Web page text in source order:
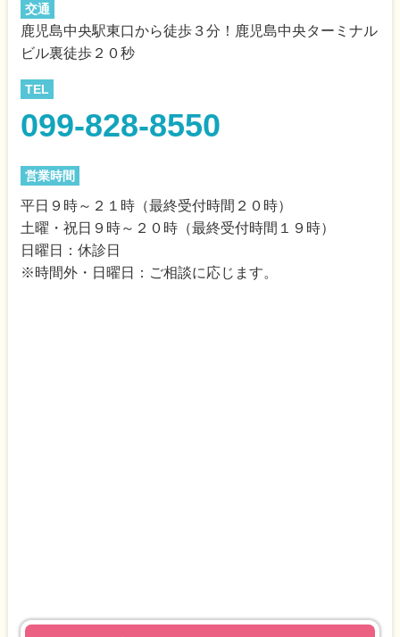
交通
鹿児島中央駅東口から徒歩３分！鹿児島中央ターミナル
ビル裏徒歩２０秒
TEL
099-828-8550
営業時間
平日９時～２１時（最終受付時間２０時）
土曜・祝日９時～２０時（最終受付時間１９時）
日曜日：休診日
※時間外・日曜日：ご相談に応じます。